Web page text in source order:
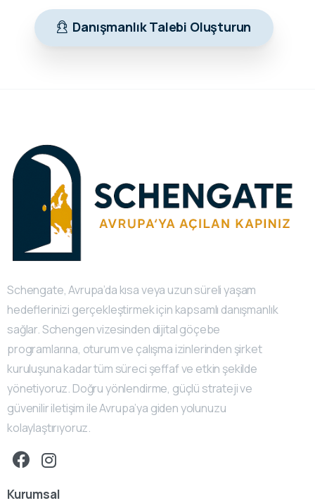
Danışmanlık Talebi Oluşturun
Schengate, Avrupa’da kısa veya uzun süreli yaşam
hedeflerinizi gerçekleştirmek için kapsamlı danışmanlık
sağlar. Schengen vizesinden dijital göçebe
programlarına, oturum ve çalışma izinlerinden şirket
kuruluşuna kadar tüm süreci şeffaf ve etkin şekilde
yönetiyoruz. Doğru yönlendirme, güçlü strateji ve
güvenilir iletişim ile Avrupa’ya giden yolunuzu
kolaylaştırıyoruz.
Kurumsal